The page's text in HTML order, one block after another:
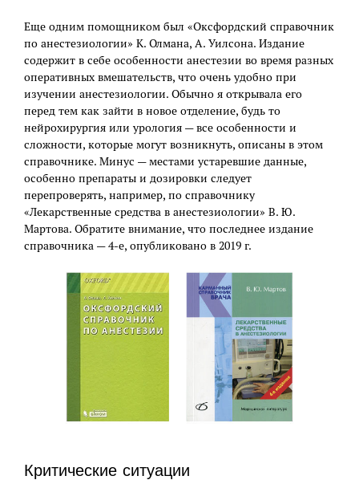
Еще одним помощником был «Оксфордский справочник
по анестезиологии» К. Олмана, А. Уилсона. Издание
содержит в себе особенности анестезии во время разных
оперативных вмешательств, что очень удобно при
изучении анестезиологии. Обычно я открывала его
перед тем как зайти в новое отделение, будь то
нейрохирургия или урология — все особенности и
сложности, которые могут возникнуть, описаны в этом
справочнике. Минус — местами устаревшие данные,
особенно препараты и дозировки следует
перепроверять, например, по справочнику
«Лекарственные средства в анестезиологии» В. Ю.
Мартова. Обратите внимание, что последнее издание
справочника — 4-е, опубликовано в 2019 г.
Критические ситуации